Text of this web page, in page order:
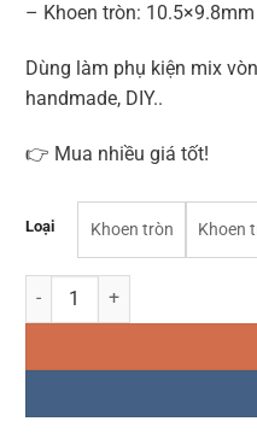
– Khoen tròn:
Dùng làm phụ kiện mix
handmade, DIY..
👉 Mua nhiều giá tốt!
Loại Khoen tròn Khoen
Charm treo chuông H760 Hợp